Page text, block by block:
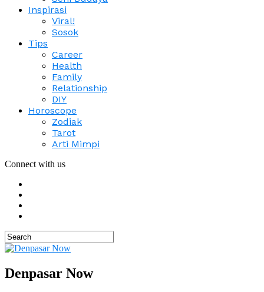
Inspirasi
Viral!
Sosok
Tips
Career
Health
Family
Relationship
DIY
Horoscope
Zodiak
Tarot
Arti Mimpi
Connect with us
Denpasar Now